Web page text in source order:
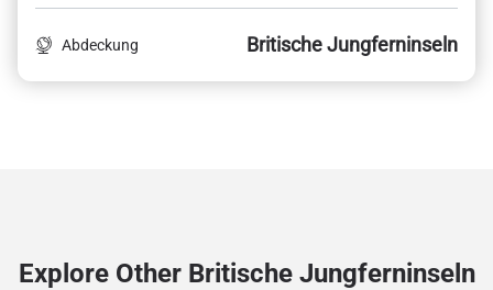
Abdeckung Britische Jungferninseln
Explore Other Britische Jungferninseln